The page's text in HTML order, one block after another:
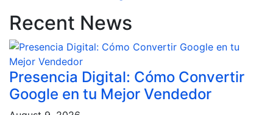
Recent News
Presencia Digital: Cómo Convertir
Google en tu Mejor Vendedor